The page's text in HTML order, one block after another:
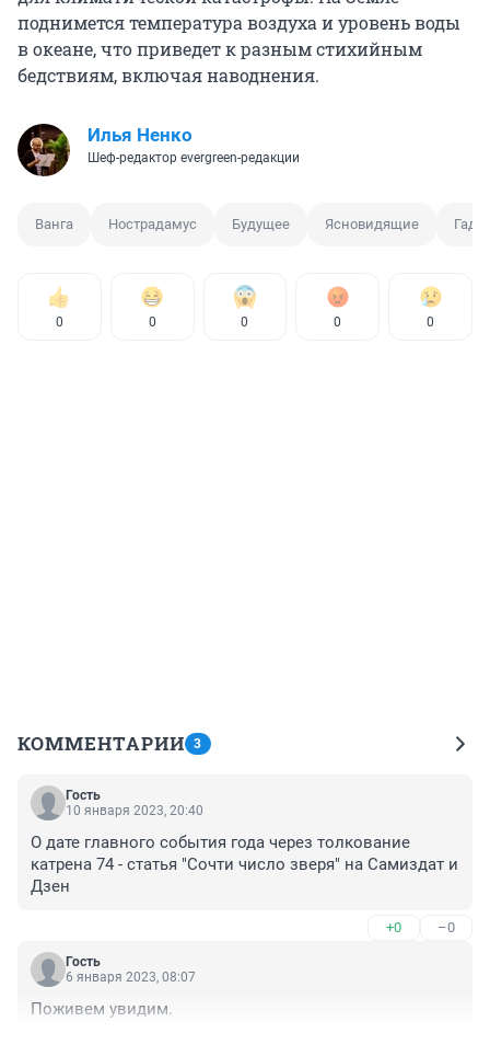
поднимется температура воздуха и уровень воды
в океане, что приведет к разным стихийным
бедствиям, включая наводнения.
Илья Ненко
Шеф-редактор evergreen-редакции
Ванга Нострадамус Будущее Ясновидящие
0 0 0 0 0
КОММЕНТАРИИ 3
Гость
10 января 2023, 20:40
О дате главного события года через толкование
катрена 74 - статья "Сочти число зверя" на Самиздат и
Дзен
+0 –0
Гость
6 января 2023, 08:07
Поживем увидим.